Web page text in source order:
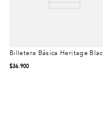
Billetera Básica Heritage
$36.900